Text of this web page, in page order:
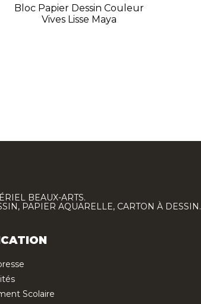
Bloc Papier Dessin Couleur
Vives Lisse Maya
BEAUX-ARTS.
PAPIER AQUARELLE, CARTON À DESSIN.
Scolaire